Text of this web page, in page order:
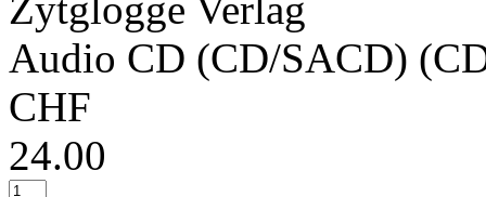
Zytglogge Verlag
Audio CD (CD/SACD)
CHF
24.00